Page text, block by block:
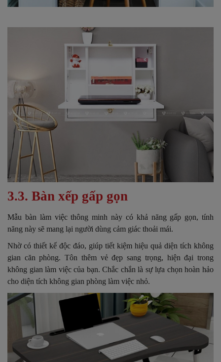
3.3. Bàn xếp gấp gọn
Mẫu bàn làm việc thông minh này có khả năng gấp gọn, tính
năng này sẽ mang lại người dùng cảm giác thoải mái.
Nhờ có thiết kế độc đáo, giúp tiết kiệm hiệu quả diện tích không
gian căn phòng. Tôn thêm vẻ đẹp sang trọng, hiện đại trong
không gian làm việc của bạn. Chắc chắn là sự lựa chọn hoàn hảo
cho diện tích không gian phòng làm việc nhỏ.